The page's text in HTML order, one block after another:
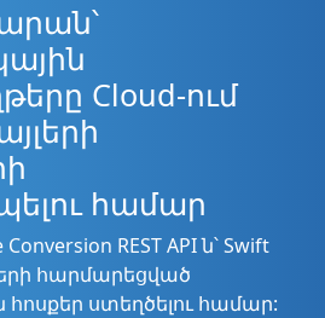
Cloud-ում
համար
REST API ն՝ Swift
հարմարեցված
ստեղծելու համար: